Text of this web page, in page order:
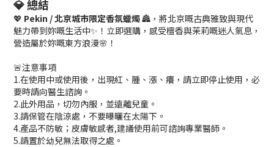
💎 總結
💖 Pekin / 北京城市限定香氛蠟燭🏯，將北京嘅古典雅致與現代
魅力帶到妳嘅生活中✨！立即選購，感受檀香與茉莉嘅迷人氣息，
營造屬於妳嘅東方浪漫🌸！
🚨注意事項
1.在使用中或使用後，出現紅、腫、漲、癢，請立即停止使用，必
要時請向醫生諮詢。
2.此外用品，切勿內服，並遠離兒童。
3.請保管在陰涼處，不要曝曬在太陽下。
4.產品不防敏；皮膚敏感者,建議使用前可諮詢專業醫師。
5.請置於幼兒無法取得之處。